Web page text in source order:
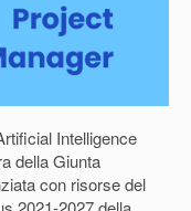
Intelligence
della Giunta
con risorse del